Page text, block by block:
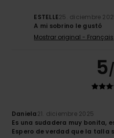
ESTELLE25. diciembre
A mi sobrino le gustó
Mostrar original - Français
5
Daniela21. diciembre 2025
Es una sudadera muy bonita,
Espero de verdad que la talla